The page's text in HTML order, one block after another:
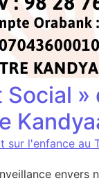
»
sur l'enfance au
envers